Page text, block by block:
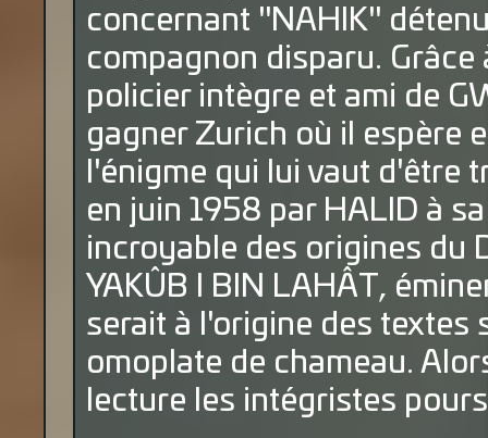
concernant "NAHIK"
compagnon disparu. Grâce
policier intègre et ami de
gagner Zurich où il espère
l'énigme qui lui vaut d'être
en juin 1958 par HALID à
incroyable des origines du
YAKÛB I BIN LAHÂT,
serait à l'origine des textes
omoplate de chameau.
lecture les intégristes